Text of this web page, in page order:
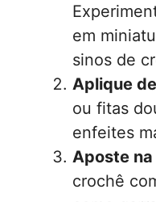
em
sinos de
Aplique
ou fitas
enfeites
Aposte
crochê